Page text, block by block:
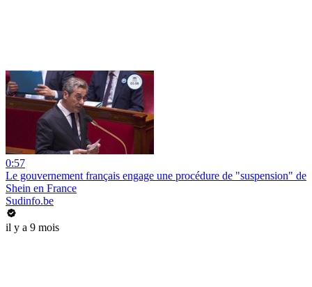
0:57
Le gouvernement français engage une procédure de "suspension" de
Shein en France
Sudinfo.be
il y a 9 mois